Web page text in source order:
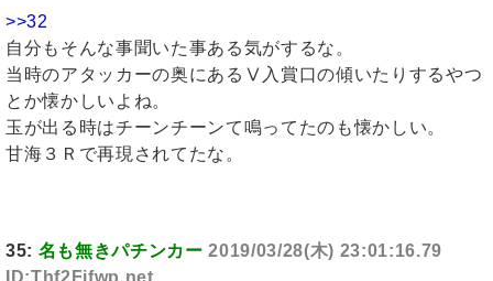
>>32
自分もそんな事聞いた事ある気がするな。
当時のアタッカーの奥にあるⅤ入賞口の傾いたりするやつ
とか懐かしいよね。
玉が出る時はチーンチーンて鳴ってたのも懐かしい。
甘海３Ｒで再現されてたな。
35: 名も無きパチンカー 2019/03/28(木) 23:01:16.79